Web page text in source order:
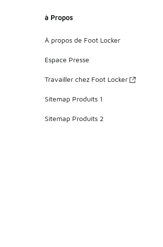
à Propos
À propos de Foot Locker
Espace Presse
Travailler chez Foot Locker
Sitemap Produits 1
Sitemap Produits 2